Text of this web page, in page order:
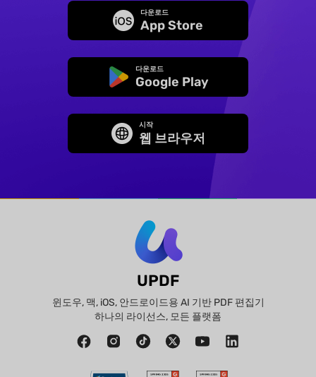
다운로드
App Store
다운로드
Google Play
시작
웹 브라우저
UPDF
윈도우, 맥, iOS, 안드로이드용 AI 기반 PDF 편집기
하나의 라이선스, 모든 플랫폼